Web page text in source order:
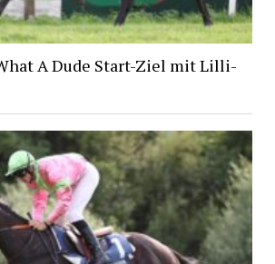
A Dude Start-Ziel mit Lilli-